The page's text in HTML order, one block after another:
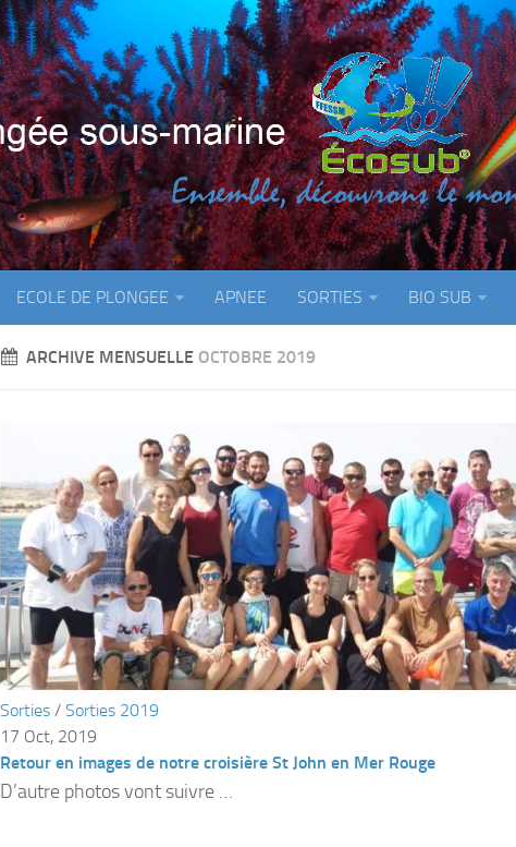
ECOLE DE PLONGEE APNEE SORTIES BIO SUB
ARCHIVE MENSUELLE OCTOBRE 2019
Sorties / Sorties 2019
17 Oct, 2019
Retour en images de notre croisière St John en Mer Rouge
D’autre photos vont suivre …